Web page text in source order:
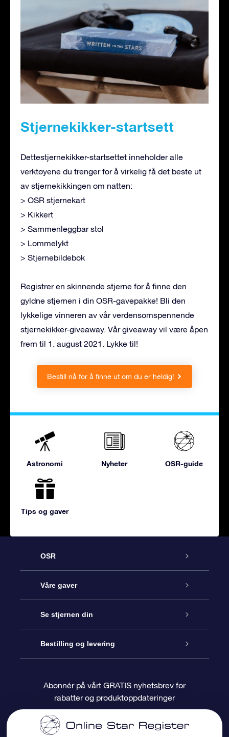
Stjernekikker-startsett
Dettestjernekikker-startsettet inneholder alle
verktøyene du trenger for å virkelig få det beste ut
av stjernekikkingen om natten:
> OSR stjernekart
> Kikkert
> Sammenleggbar stol
> Lommelykt
> Stjernebildebok
Registrer en skinnende stjerne for å finne den
gyldne stjernen i din OSR-gavepakke! Bli den
lykkelige vinneren av vår verdensomspennende
stjernekikker-giveaway. Vår giveaway vil være åpen
frem til 1. august 2021. Lykke til!
Bestill nå for å finne ut om du er heldig!
Astronomi Nyheter OSR-guide
Tips og gaver
OSR
Kundeservice
Kontakt oss
Bloggen
Anmeldelser
Våre gaver
Online Stjernegave
OSR Gavepakke
OSR-gavekortet
Bedriftsgaver
Se stjernen din
Star Register
Pesontilpasset stjerneside
One Million Stars
Bestilling og levering
Betalingsinformasjon
Fraktinformasjon
Abonnér på vårt GRATIS nyhetsbrev for
rabatter og produktoppdateringer